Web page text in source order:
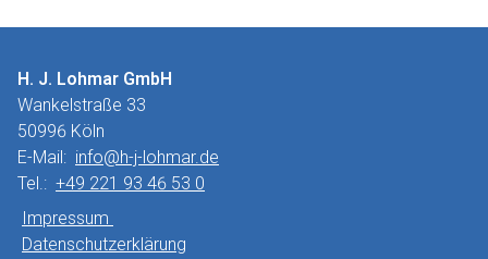
H. J. Lohmar GmbH
Wankelstraße 33
50996 Köln
E-Mail: info@h-j-lohmar.de
Tel.: +49 221 93 46 53 0
Impressum
Datenschutzerklärung